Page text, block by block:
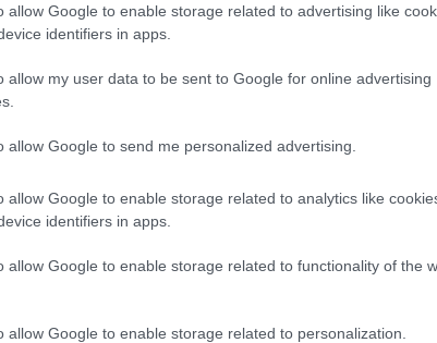
allow Google to enable storage related to advertising like
identifiers in apps.
allow my user data to be sent to Google for online advertising
allow Google to send me personalized advertising.
allow Google to enable storage related to analytics like
identifiers in apps.
allow Google to enable storage related to functionality of the
allow Google to enable storage related to personalization.
a népakaratnak: jön a
és tálca